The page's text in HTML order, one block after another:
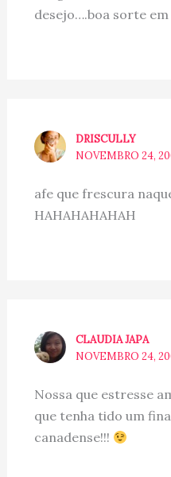
desejo….boa sorte
DRISCULLY
NOVEMBRO 24,
afe que frescura
HAHAHAHAHAH
CLAUDIA JAPA
NOVEMBRO 24,
Nossa que estresse
que tenha tido um
canadense!!!